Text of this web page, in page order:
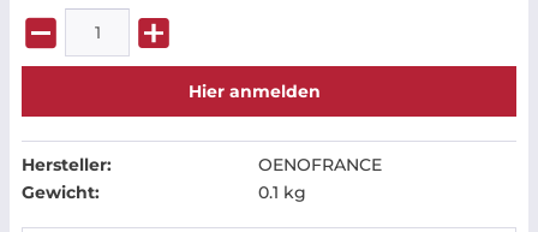
Hier anmelden
Hersteller:
OENOFRANCE
Gewicht:
0.1 kg